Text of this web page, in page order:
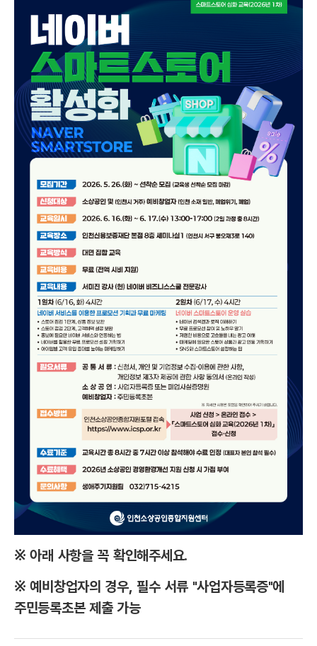
※ 아래 사항을 꼭 확인해주세요.
※ 예비창업자의 경우, 필수 서류 "사업자등록증"에
주민등록초본 제출 가능